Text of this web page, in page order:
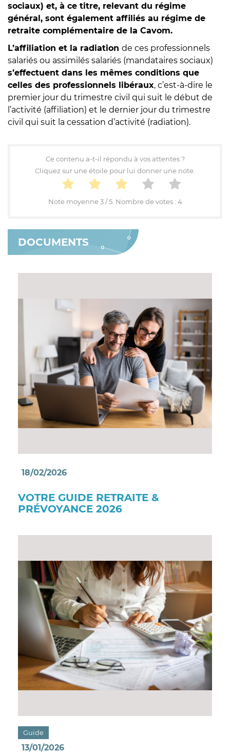
DOCUMENTS
18/02/2026
VOTRE GUIDE RETRAITE &
PRÉVOYANCE 2026
Guide
13/01/2026
sociaux) et, à ce titre, relevant du régime
général, sont également affiliés au régime de
retraite complémentaire de la Cavom.
L’affiliation et la radiation de ces professionnels
salariés ou assimilés salariés (mandataires sociaux)
s’effectuent dans les mêmes conditions que
celles des professionnels libéraux, c’est-à-dire le
premier jour du trimestre civil qui suit le début de
l’activité (affiliation) et le dernier jour du trimestre
civil qui suit la cessation d’activité (radiation).
Ce contenu a-t-il répondu à vos attentes ?
Cliquez sur une étoile pour lui donner une note.
Note moyenne3/ 5. Nombre de votes : 4